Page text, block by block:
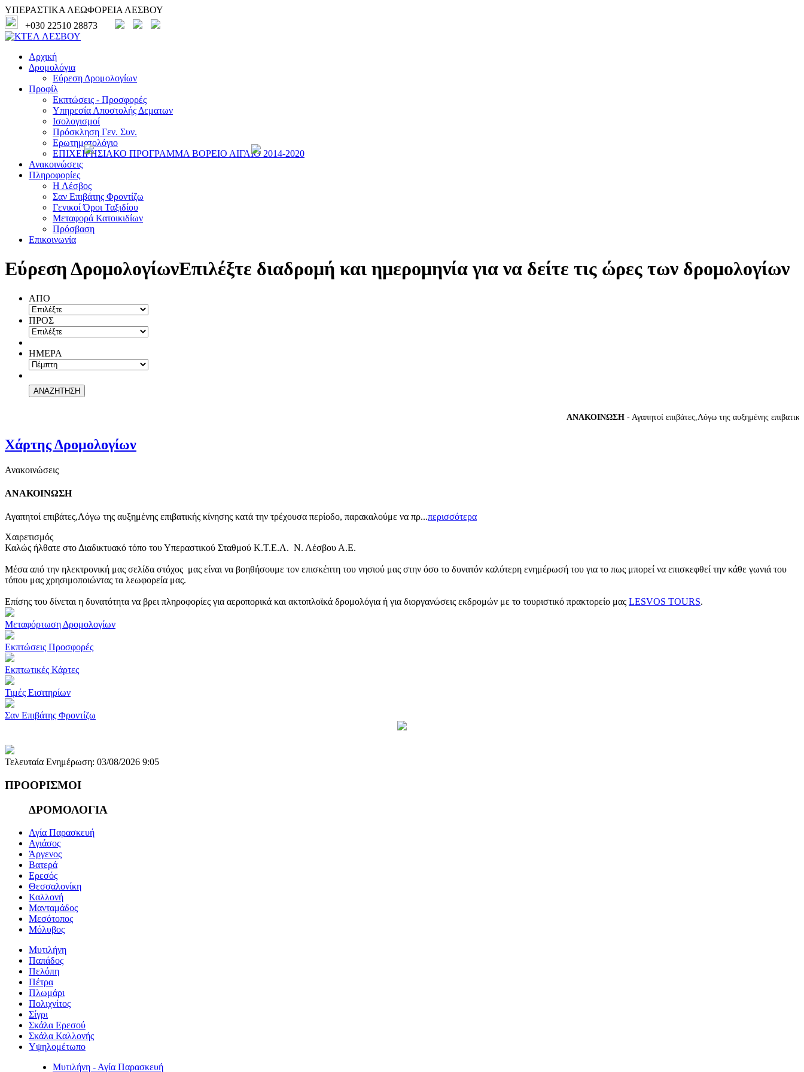
ΥΠΕΡΑΣΤΙΚΑ ΛΕΩΦΟΡΕΙΑ ΛΕΣΒΟΥ
+030 22510 28873
Αρχική
Δρομολόγια
Εύρεση Δρομολογίων
Προφίλ
Εκπτώσεις - Προσφορές
Υπηρεσία Αποστολής Δεματων
Ισολογισμοί
Πρόσκληση Γεν. Συν.
Ερωτηματολόγιο
ΕΠΙΧΕΙΡΗΣΙΑΚΟ ΠΡΟΓΡΑΜΜΑ ΒΟΡΕΙΟ ΑΙΓΑΙΟ 2014-2020
Ανακοινώσεις
Πληροφορίες
Η Λέσβος
Σαν Επιβάτης Φροντίζω
Γενικοί Όροι Ταξιδίου
Μεταφορά Κατοικιδίων
Πρόσβαση
Επικοινωνία
Εύρεση ΔρομολογίωνΕπιλέξτε διαδρομή και ημερομηνία για να δείτε τις ώρες των δρομολογίων
ΑΠΟ
ΠΡΟΣ
ΗΜΕΡΑ
ΑΝΑΚΟΙΝΩΣΗ- Αγαπητοί επιβάτες,Λόγω της αυξημένης επιβατικής
Χάρτης Δρομολογίων
Ανακοινώσεις
ΑΝΑΚΟΙΝΩΣΗ
Αγαπητοί επιβάτες,Λόγω της αυξημένης επιβατικής κίνησης κατά την τρέχουσα περίοδο, παρακαλούμε να πρ...περισσότερα
Χαιρετισμός
Καλώς ήλθατε στο Διαδικτυακό τόπο του Υπεραστικού Σταθμού Κ.Τ.Ε.Λ. Ν. Λέσβου Α.Ε.
Μέσα από την ηλεκτρονική μας σελίδα στόχος μας είναι να βοηθήσουμε τον επισκέπτη του νησιού μας στην όσο το δυνατόν καλύτερη ενημέρωσή του για το πως μπορεί να επισκεφθεί την κάθε γωνιά του
τόπου μας χρησιμοποιώντας τα λεωφορεία μας.
Επίσης του δίνεται η δυνατότητα να βρει πληροφορίες για αεροπορικά και ακτοπλοϊκά δρομολόγια ή για διοργανώσεις εκδρομών με το τουριστικό πρακτορείο μας LESVOS TOURS.
Μεταφόρτωση Δρομολογίων
Εκπτώσεις Προσφορές
Εκπτωτικές Κάρτες
Τιμές Εισιτηρίων
Σαν Επιβάτης Φροντίζω
Τελευταία Ενημέρωση: 03/08/2026 9:05
ΠΡΟΟΡΙΣΜΟΙ
ΔΡΟΜΟΛΟΓΙΑ
Αγία Παρασκευή
Αγιάσος
Άργενος
Βατερά
Ερεσός
Θεσσαλονίκη
Καλλονή
Μανταμάδος
Μεσότοπος
Μόλυβος
Μυτιλήνη
Παπάδος
Πελόπη
Πέτρα
Πλωμάρι
Πολιχνίτος
Σίγρι
Σκάλα Ερεσού
Σκάλα Καλλονής
Υψηλομέτωπο
Μυτιλήνη - Αγία Παρασκευή